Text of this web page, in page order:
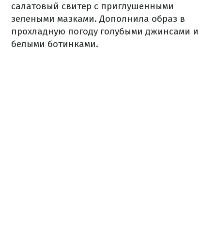
салатовый свитер с приглушенными
зелеными мазками. Дополнила образ в
прохладную погоду голубыми джинсами и
белыми ботинками.